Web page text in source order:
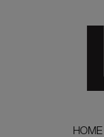
HOME
HOME